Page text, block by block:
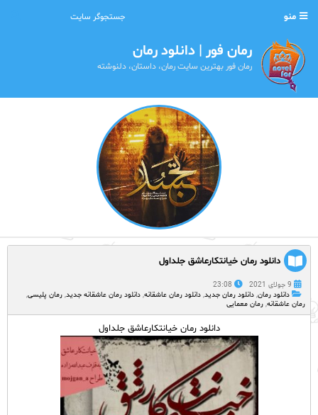
منو
رمان فور | دانلود رمان
رمان فور بهترین سایت رمان، داستان، دلنوشته
دانلود رمان خیانتکارعاشق جلداول
9 جولای 2021
23:08
دانلود رمان, دانلود رمان جدید, دانلود رمان عاشقانه, دانلود رمان عاشقانه جدید, رمان پلیسی,
رمان عاشقانه, رمان معمایی
دانلود رمان خیانتکارعاشق جلداول